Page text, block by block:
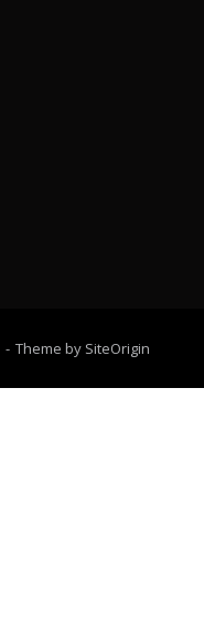
Theme by SiteOrigin